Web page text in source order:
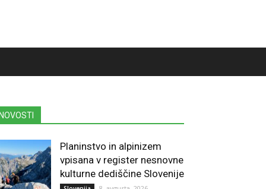
Planinstvo in alpinizem
vpisana v register nesnovne
kulturne dediščine Slovenije